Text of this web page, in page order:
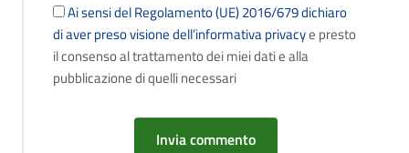
Ai sensi del Regolamento (UE) 2016/679 dichiaro
di aver preso visione dell’informativa privacye presto
il consenso al trattamento dei miei dati e alla
pubblicazione di quelli necessari